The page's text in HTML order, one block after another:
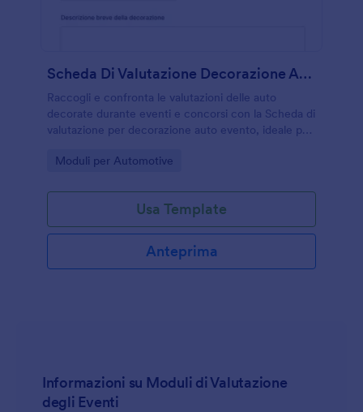
Scheda Di Valutazione Decorazione Auto Evento
Raccogli e confronta le valutazioni delle auto
decorate durante eventi e concorsi con la Scheda di
valutazione per decorazione auto evento, ideale per
gestiscono punteggi e commenti.
Go to Category:
Moduli per Automotive
Usa Template
Anteprima
Informazioni su Moduli di Valutazione
degli Eventi